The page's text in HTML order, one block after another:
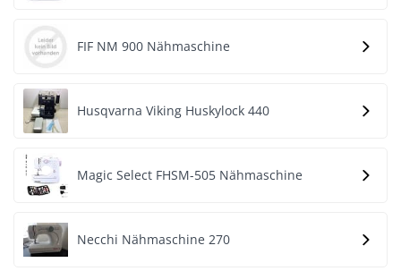
FIF NM 900 Nähmaschine
Husqvarna Viking Huskylock 440
Magic Select FHSM-505 Nähmaschine
Necchi Nähmaschine 270